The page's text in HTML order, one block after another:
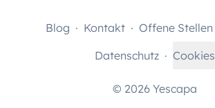
© 2026 Yescapa
Blog Kontakt Offene Stellen
Datenschutz
Cookies